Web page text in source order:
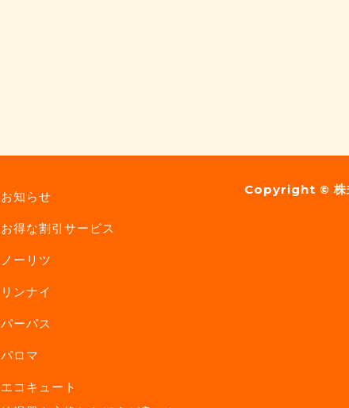
お知らせ
お得な割引サービス
ノーリツ
リンナイ
パーパス
パロマ
エコキュート
Copyright ©